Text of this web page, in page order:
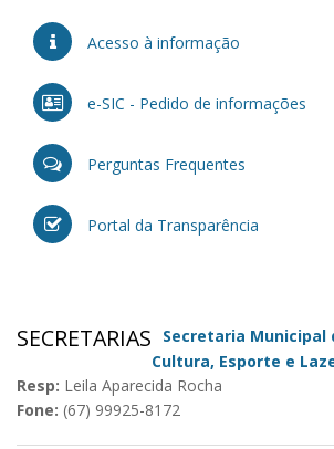
Acesso à informação
e-SIC - Pedido de informações
Perguntas Frequentes
Portal da Transparência
SECRETARIAS
Secretaria Municipal
Cultura, Esporte e
Resp: Leila Aparecida Rocha
Fone: (67) 99925-8172